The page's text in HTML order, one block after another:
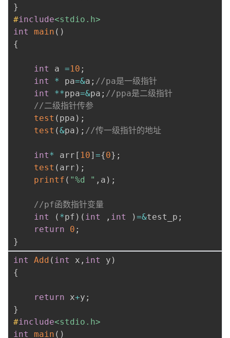
}
#include<stdio.h>
int
main ( )
{
int a =10 ;
int
* pa=&a ; //pa是一级指针
int
**ppa=&pa ; //ppa是二级指针
//二级指针传参
test ( ppa ) ;
test (&pa ) ; //传一级指针的地址
int* arr [ 10] ={0} ;
test ( arr ) ;
printf ( "%d " , a ) ;
//pf函数指针变量
int
( *pf ) ( int , int )=&test_p ;
return
0 ;
}
int
Add ( int x , int y )
{
return x+y ;
}
#include<stdio.h>
int
main ( )